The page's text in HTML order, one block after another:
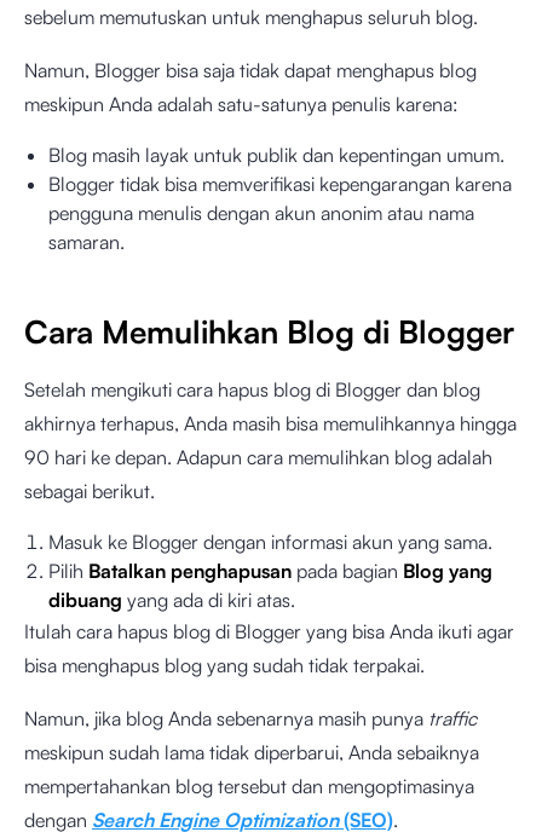
sebelum memutuskan untuk menghapus seluruh blog.
Namun, Blogger bisa saja tidak dapat menghapus blog
meskipun Anda adalah satu-satunya penulis karena:
Blog masih layak untuk publik dan kepentingan umum.
Blogger tidak bisa memverifikasi kepengarangan karena
pengguna menulis dengan akun anonim atau nama
samaran.
Cara Memulihkan Blog di Blogger
Setelah mengikuti cara hapus blog di Blogger dan blog
akhirnya terhapus, Anda masih bisa memulihkannya hingga
90 hari ke depan. Adapun cara memulihkan blog adalah
sebagai berikut.
Masuk ke Blogger dengan informasi akun yang sama.
Pilih Batalkan penghapusan pada bagian Blog yang
dibuang yang ada di kiri atas.
Itulah cara hapus blog di Blogger yang bisa Anda ikuti agar
bisa menghapus blog yang sudah tidak terpakai.
Namun, jika blog Anda sebenarnya masih punya traffic
meskipun sudah lama tidak diperbarui, Anda sebaiknya
mempertahankan blog tersebut dan mengoptimasinya
dengan Search Engine Optimization(SEO).